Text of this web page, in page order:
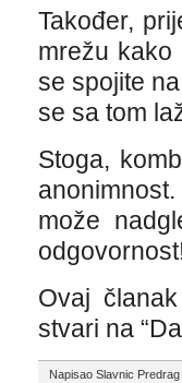
Također,
mrežu kako
se spojite
se sa tom
Stoga,
može
Ovaj
stvari na
Napisao Slavnic Predrag